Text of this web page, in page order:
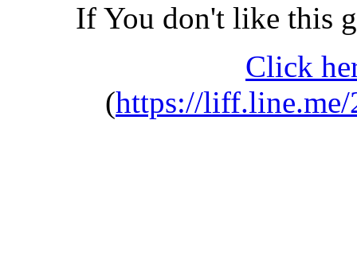
If You don't like this
Click
(https://liff.line.me/